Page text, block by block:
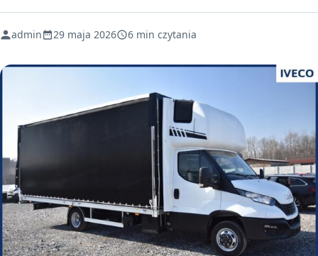
admin 29 maja 2026 6 min czytania